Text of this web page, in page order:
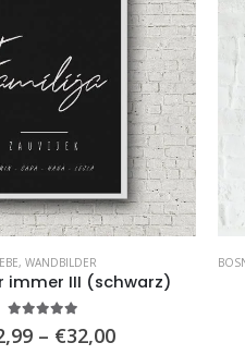
, WANDBILDER
immer III (schwarz)
– €32,00Preisspanne: